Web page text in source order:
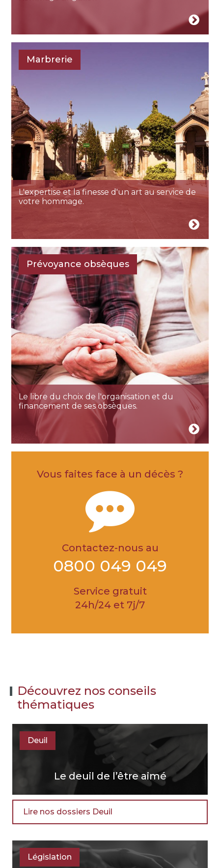
Marbrerie
L'expertise et la finesse d'un art au service de
votre hommage.
Prévoyance obsèques
Le libre du choix de l'organisation et du
financement de ses obsèques.
Vous faites face à un décès ?
Contactez-nous au
0800 049 049
Service gratuit
24h/24 et 7j/7
Découvrez nos conseils
thématiques
Deuil
Le deuil de l’être aimé
Lire nos dossiers Deuil
Législation